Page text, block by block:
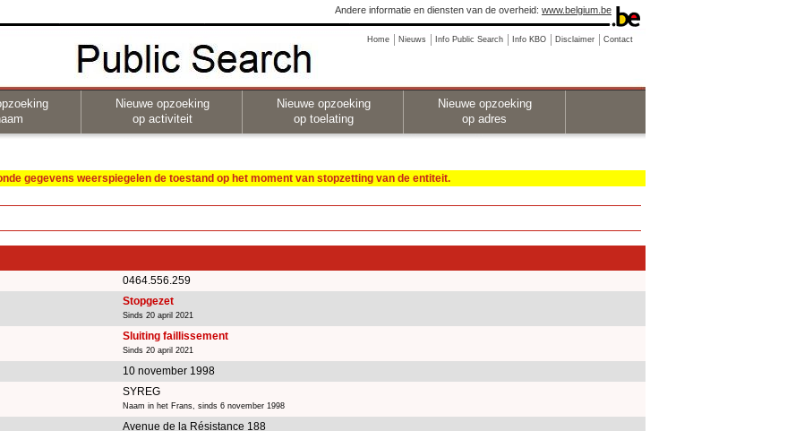
Andere informatie en diensten van de overheid: www.belgium.be
Home Nieuws Info Public Search Info KBO Disclaimer Contact
Nieuwe opzoeking
op activiteit
Nieuwe opzoeking
op toelating
Nieuwe opzoeking
op adres
gegevens weerspiegelen de toestand op het moment van stopzetting van de entiteit.
0464.556.259
Stopgezet
Sinds 20 april 2021
Sluiting faillissement
Sinds 20 april 2021
10 november 1998
SYREG
Naam in het Frans, sinds 6 november 1998
Avenue de la Résistance 188